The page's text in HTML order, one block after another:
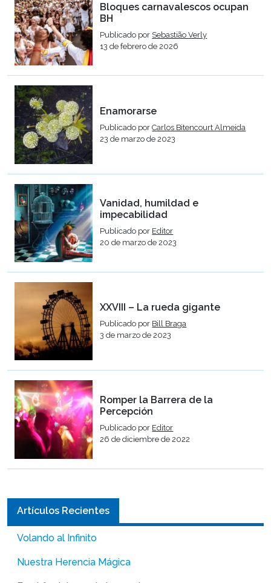
Bloques carnavalescos ocupan
BH
Publicado por Sebastião Verly
13 de febrero de 2026
Enamorarse
Publicado porCarlos Bitencourt Almeida
23 de marzo de 2023
Vanidad, humildad e
impecabilidad
Publicado por Editor
20 de marzo de 2023
XXVIII – La rueda gigante
Publicado por Bill Braga
3 de marzo de 2023
Romper la Barrera de la
Percepción
Publicado por Editor
26 de diciembre de 2022
Artículos Recientes
Volando al Infinito
Nuestra Herencia Mágica